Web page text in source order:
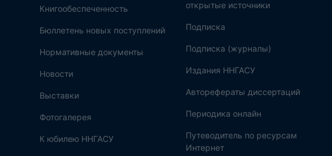
Книгообеспеченность
Бюллетень новых поступлений
Нормативные документы
Новости
Выставки
Фотогалерея
К юбилею ННГАСУ
открытые источники
Подписка
Подписка (журналы)
Издания ННГАСУ
Авторефераты диссертаций
Периодика онлайн
Путеводитель по ресурсам
Интернет